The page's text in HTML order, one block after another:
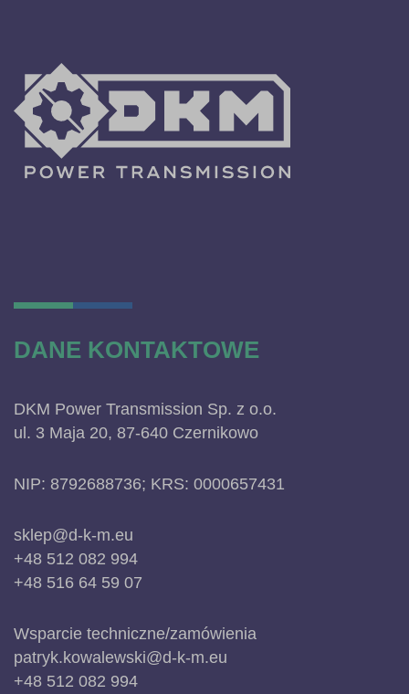
DANE KONTAKTOWE
DKM Power Transmission Sp. z o.o.
ul. 3 Maja 20, 87-640 Czernikowo
NIP: 8792688736; KRS: 0000657431
sklep@d-k-m.eu
+48 512 082 994
+48 516 64 59 07
Wsparcie techniczne/zamówienia
patryk.kowalewski@d-k-m.eu
+48 512 082 994